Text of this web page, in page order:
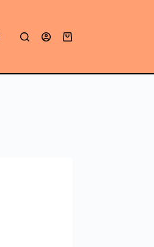
Mano